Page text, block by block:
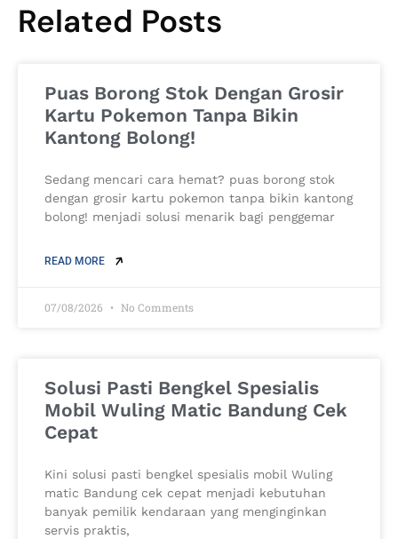
Related Posts
Puas Borong Stok Dengan Grosir
Kartu Pokemon Tanpa Bikin
Kantong Bolong!
Sedang mencari cara hemat? puas borong stok
dengan grosir kartu pokemon tanpa bikin kantong
bolong! menjadi solusi menarik bagi penggemar
READ MORE
07/08/2026 No Comments
Solusi Pasti Bengkel Spesialis
Mobil Wuling Matic Bandung Cek
Cepat
Kini solusi pasti bengkel spesialis mobil Wuling
matic Bandung cek cepat menjadi kebutuhan
banyak pemilik kendaraan yang menginginkan
servis praktis,